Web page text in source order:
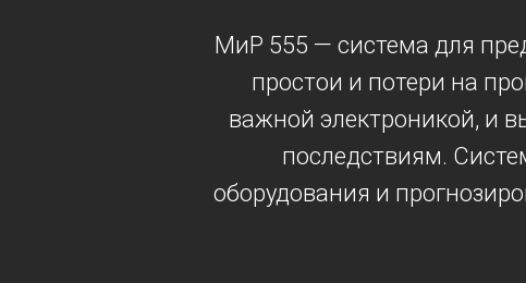
МиР 555 — система для
простои и потери на
важной электроникой, и
последствиям.
оборудования и